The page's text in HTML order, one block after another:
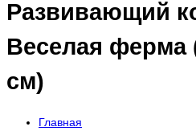
Развивающий
Веселая ферма
см)
Главная